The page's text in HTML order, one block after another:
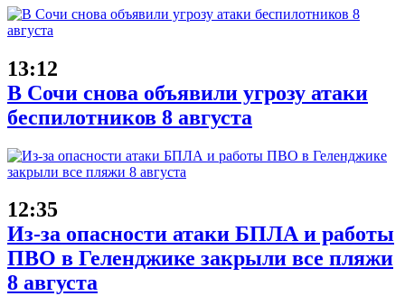
13:12
В Сочи снова объявили угрозу атаки
беспилотников 8 августа
12:35
Из-за опасности атаки БПЛА и работы
ПВО в Геленджике закрыли все пляжи
8 августа